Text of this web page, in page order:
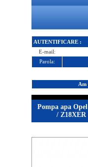
AUTENTIFICARE :
E-mail:
Parola:
Am
Pompa apa
/